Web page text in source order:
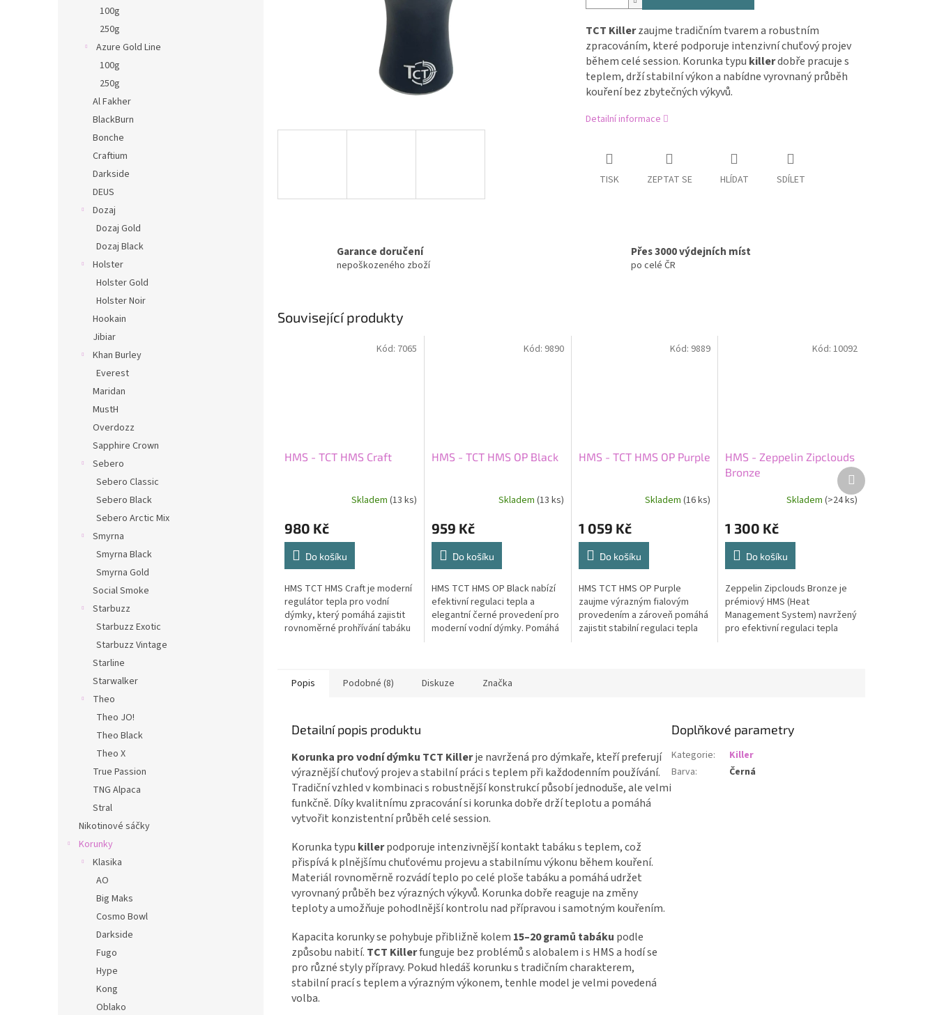
100g
250g
Azure Gold Line
100g
250g
Al Fakher
BlackBurn
Bonche
Craftium
Darkside
DEUS
Dozaj
Dozaj Gold
Dozaj Black
Holster
Holster Gold
Holster Noir
Hookain
Jibiar
Khan Burley
Everest
Maridan
MustH
Overdozz
Sapphire Crown
Sebero
Sebero Classic
Sebero Black
Sebero Arctic Mix
Smyrna
Smyrna Black
Smyrna Gold
Social Smoke
Starbuzz
Starbuzz Exotic
Starbuzz Vintage
Starline
Starwalker
Theo
Theo JO!
Theo Black
Theo X
True Passion
TNG Alpaca
Stral
Nikotinové sáčky
Korunky
Klasika
AO
Big Maks
Cosmo Bowl
Darkside
Fugo
Hype
Kong
Oblako
TCT Killerzaujme tradičním tvarem a robustním
zpracováním, které podporuje intenzivní chuťový projev
během celé session. Korunka typu killerdobře pracuje s
teplem, drží stabilní výkon a nabídne vyrovnaný průběh
kouření bez zbytečných výkyvů.
Detailní informace
TISK ZEPTAT SE HLÍDAT SDÍLET
Garance doručení
nepoškozeného zboží
Přes 3000 výdejních míst
po celé ČR
Související produkty
HMS - TCT HMS Craft
Skladem (13 ks)
980 Kč
Do košíku
HMS TCT HMS Craft je moderní
regulátor tepla pro vodní
dýmky, který pomáhá zajistit
rovnoměrné prohřívání tabáku
Kód: 7065
HMS - TCT HMS OP Black
Skladem (13 ks)
959 Kč
Do košíku
HMS TCT HMS OP Black nabízí
efektivní regulaci tepla a
elegantní černé provedení pro
moderní vodní dýmky. Pomáhá
Kód: 9890
HMS - TCT HMS OP Purple
Skladem(16 ks)
1 059 Kč
Do košíku
HMS TCT HMS OP Purple
zaujme výrazným fialovým
provedením a zároveň pomáhá
zajistit stabilní regulaci tepla
Kód: 9889
HMS - Zeppelin Zipclouds
Bronze
Skladem (>24 ks)
1 300 Kč
Do košíku
Zeppelin Zipclouds Bronze je
prémiový HMS (Heat
Management System) navržený
pro efektivní regulaci tepla
Kód: 10092
Další
produkt
Popis Podobné (8) Diskuze Značka
Detailní popis produktu
Korunka pro vodní dýmku TCT Killerje navržená pro dýmkaře, kteří preferují
výraznější chuťový projev a stabilní práci s teplem při každodenním používání.
Tradiční vzhled v kombinaci s robustnější konstrukcí působí jednoduše, ale velmi
funkčně. Díky kvalitnímu zpracování si korunka dobře drží teplotu a pomáhá
vytvořit konzistentní průběh celé session.
Korunka typu killerpodporuje intenzivnější kontakt tabáku s teplem, což
přispívá k plnějšímu chuťovému projevu a stabilnímu výkonu během kouření.
Materiál rovnoměrně rozvádí teplo po celé ploše tabáku a pomáhá udržet
vyrovnaný průběh bez výrazných výkyvů. Korunka dobře reaguje na změny
teploty a umožňuje pohodlnější kontrolu nad přípravou i samotným kouřením.
Kapacita korunky se pohybuje přibližně kolem 15–20 gramů tabáku podle
způsobu nabití. TCT Killerfunguje bez problémů s alobalem i s HMS a hodí se
pro různé styly přípravy. Pokud hledáš korunku s tradičním charakterem,
stabilní prací s teplem a výrazným výkonem, tenhle model je velmi povedená
volba.
Doplňkové parametry
Kategorie:
Killer
Barva: Černá